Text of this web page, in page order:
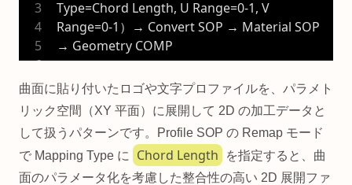
Type=Chord Length, U Range=0-1, V
Range=0-1）→ Convert SOP → Material SOP
→ Geometry COMP
曲面に貼り付いたロゴや文字プロファイルを、パラメト
リック空間（XY 平面）に展開して 2D の加工データと
して扱うパターンです。Profile SOP の Remap モード
で Mapping Type に
Chord Length
を指定すると、曲
面のパラメータ化を考慮した整合性の高い 2D 展開ファ